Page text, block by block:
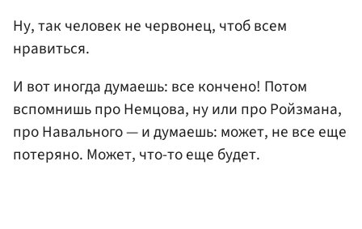
Ну, так человек не червонец, чтоб всем
нравиться.
И вот иногда думаешь: все кончено! Потом
вспомнишь про Немцова, ну или про Ройзмана,
про Навального — и думаешь: может, не все еще
потеряно. Может, что-то еще будет.